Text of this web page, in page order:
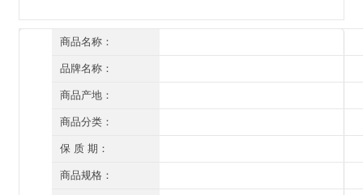
商品名称：
御草贵颜 美眸丽眼组合(体验装) 5小件【养善】
品牌名称：
草本养颜
商品产地：
深圳
商品分类：
眼部精油
保 质 期：
三年（开封后一年）
商品规格：